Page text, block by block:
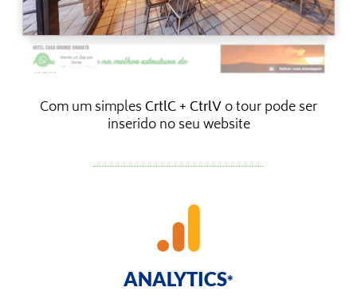
Com um simples CrtlC+ CtrlVo tour pode ser
inserido no seu website
ANALYTICS*